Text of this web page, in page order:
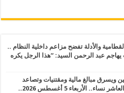
بالقطامية والأدلة تفضح مزاعم داخلية النظام ..
2026.. ترامب يهاجم عبد الرحمن السيد: “هذا الرجل يكره
ويسرق مبالغ مالية ومقتنيات وتصاعد
الانتهاكات ضد المعتقلات في سجن العاشر نساء.. الأربعاء 5 أغسطس 2026..